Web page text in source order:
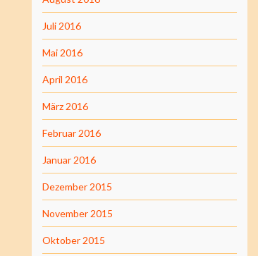
Juli 2016
Mai 2016
April 2016
März 2016
Februar 2016
Januar 2016
Dezember 2015
November 2015
Oktober 2015